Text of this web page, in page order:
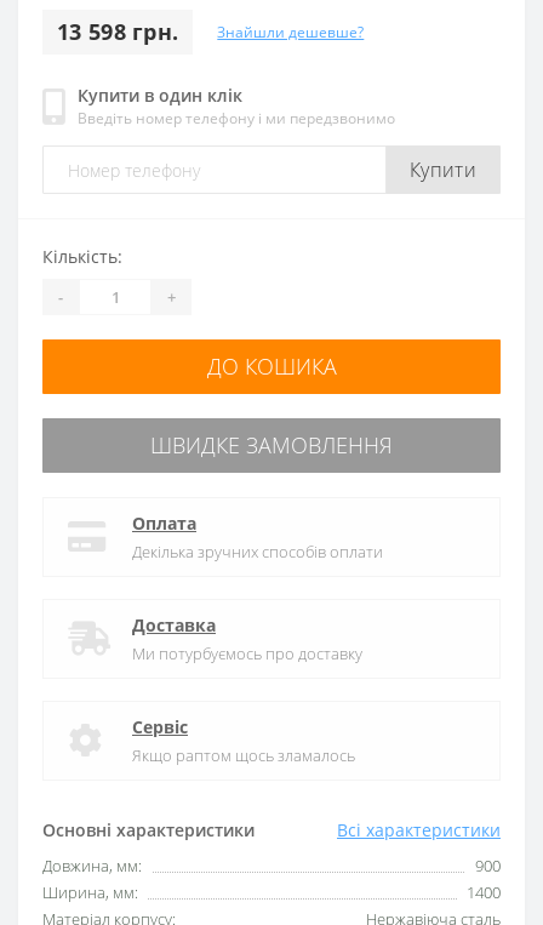
13 598 грн. Знайшли дешевше?
Купити в один клік
Введіть номер телефону і ми передзвонимо
Купити
Основні характеристики Всі характеристики
Довжина, мм:
900
Ширина, мм:
1400
Матеріал корпусу:
Нержавіюча сталь
Кількість:
- +
ДО КОШИКА
ШВИДКЕ ЗАМОВЛЕННЯ
Оплата
Декілька зручних способів оплати
Доставка
Ми потурбуємось про доставку
Сервіс
Якщо раптом щось зламалось